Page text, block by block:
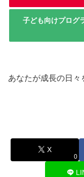
子ども向けプログ
あなたが成長の日々
X
0